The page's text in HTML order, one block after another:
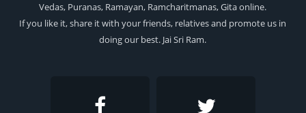
Vedas, Puranas, Ramayan, Ramcharitmanas, Gita online.
If you like it, share it with your friends, relatives and promote us in
doing our best. Jai Sri Ram.